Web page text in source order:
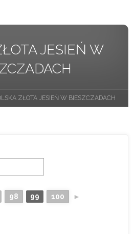
JESIEŃ W
ZŁOTA JESIEŃ W BIESZCZADACH
98 99 100 ►